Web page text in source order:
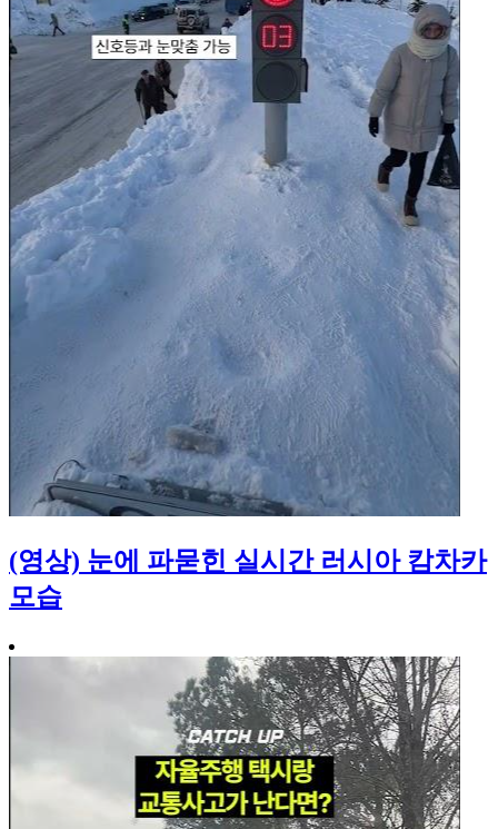
(영상) 눈에 파묻힌 실시간 러시아 캄차카
모습